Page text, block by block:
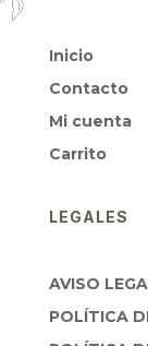
Inicio
Contacto
Mi cuenta
Carrito
LEGALES
AVISO
POLÍTICA